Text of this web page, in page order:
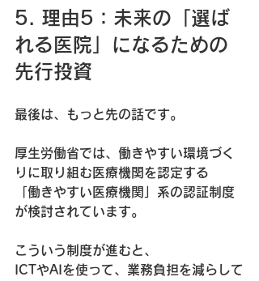
5. 理由5：未来の「選ば
れる医院」になるための
先行投資
最後は、もっと先の話です。
厚生労働省では、働きやすい環境づく
りに取り組む医療機関を認定する
「働きやすい医療機関」系の認証制度
が検討されています。
こういう制度が進むと、
ICTやAIを使って、業務負担を減らして